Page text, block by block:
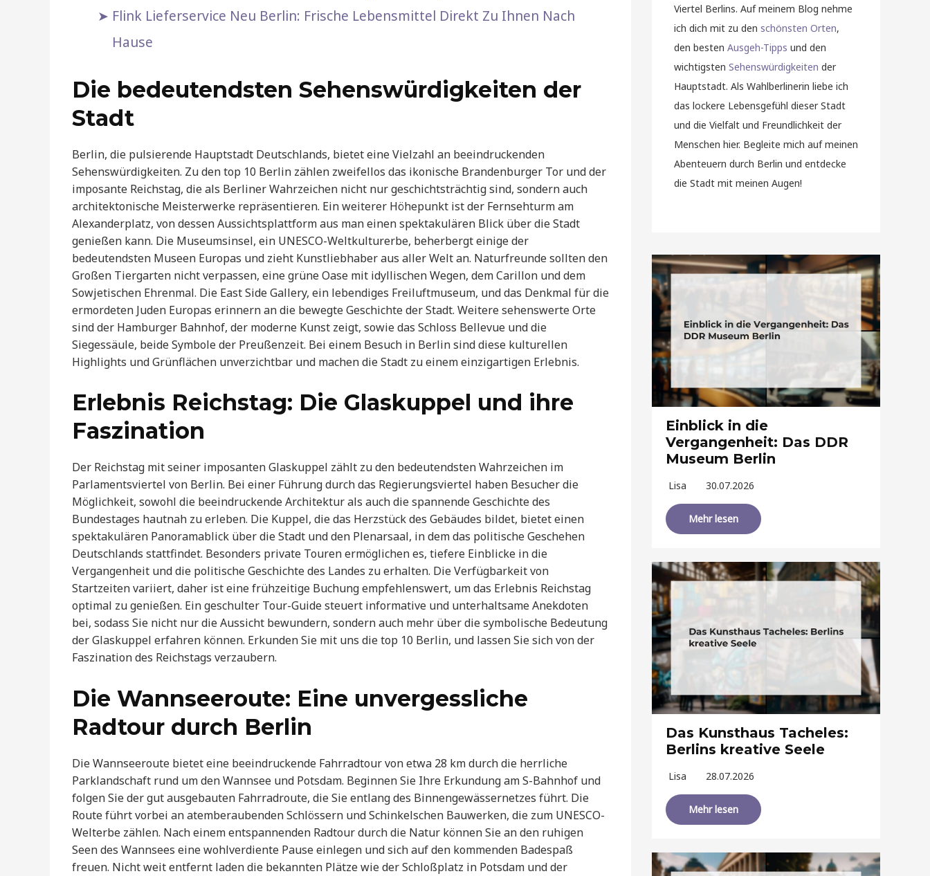
Flink Lieferservice Neu Berlin: Frische Lebensmittel Direkt Zu Ihnen Nach
Hause
Die bedeutendsten Sehenswürdigkeiten der
Stadt
Berlin, die pulsierende Hauptstadt Deutschlands, bietet eine Vielzahl an beeindruckenden
Sehenswürdigkeiten. Zu den top 10 Berlin zählen zweifellos das ikonische Brandenburger Tor und der
imposante Reichstag, die als Berliner Wahrzeichen nicht nur geschichtsträchtig sind, sondern auch
architektonische Meisterwerke repräsentieren. Ein weiterer Höhepunkt ist der Fernsehturm am
Alexanderplatz, von dessen Aussichtsplattform aus man einen spektakulären Blick über die Stadt
genießen kann. Die Museumsinsel, ein UNESCO-Weltkulturerbe, beherbergt einige der
bedeutendsten Museen Europas und zieht Kunstliebhaber aus aller Welt an. Naturfreunde sollten den
Großen Tiergarten nicht verpassen, eine grüne Oase mit idyllischen Wegen, dem Carillon und dem
Sowjetischen Ehrenmal. Die East Side Gallery, ein lebendiges Freiluftmuseum, und das Denkmal für die
ermordeten Juden Europas erinnern an die bewegte Geschichte der Stadt. Weitere sehenswerte Orte
sind der Hamburger Bahnhof, der moderne Kunst zeigt, sowie das Schloss Bellevue und die
Siegessäule, beide Symbole der Preußenzeit. Bei einem Besuch in Berlin sind diese kulturellen
Highlights und Grünflächen unverzichtbar und machen die Stadt zu einem einzigartigen Erlebnis.
Erlebnis Reichstag: Die Glaskuppel und ihre
Faszination
Der Reichstag mit seiner imposanten Glaskuppel zählt zu den bedeutendsten Wahrzeichen im
Parlamentsviertel von Berlin. Bei einer Führung durch das Regierungsviertel haben Besucher die
Möglichkeit, sowohl die beeindruckende Architektur als auch die spannende Geschichte des
Bundestages hautnah zu erleben. Die Kuppel, die das Herzstück des Gebäudes bildet, bietet einen
spektakulären Panoramablick über die Stadt und den Plenarsaal, in dem das politische Geschehen
Deutschlands stattfindet. Besonders private Touren ermöglichen es, tiefere Einblicke in die
Vergangenheit und die politische Geschichte des Landes zu erhalten. Die Verfügbarkeit von
Startzeiten variiert, daher ist eine frühzeitige Buchung empfehlenswert, um das Erlebnis Reichstag
optimal zu genießen. Ein geschulter Tour-Guide steuert informative und unterhaltsame Anekdoten
bei, sodass Sie nicht nur die Aussicht bewundern, sondern auch mehr über die symbolische Bedeutung
der Glaskuppel erfahren können. Erkunden Sie mit uns die top 10 Berlin, und lassen Sie sich von der
Faszination des Reichstags verzaubern.
Die Wannseeroute: Eine unvergessliche
Radtour durch Berlin
Die Wannseeroute bietet eine beeindruckende Fahrradtour von etwa 28 km durch die herrliche
Parklandschaft rund um den Wannsee und Potsdam. Beginnen Sie Ihre Erkundung am S-Bahnhof und
folgen Sie der gut ausgebauten Fahrradroute, die Sie entlang des Binnengewässernetzes führt. Die
Route führt vorbei an atemberaubenden Schlössern und Schinkelschen Bauwerken, die zum UNESCO-
Welterbe zählen. Nach einem entspannenden Radtour durch die Natur können Sie an den ruhigen
Seen des Wannsees eine wohlverdiente Pause einlegen und sich auf den kommenden Badespaß
freuen. Nicht weit entfernt laden die bekannten Plätze wie der Schloßplatz in Potsdam und der
Viertel Berlins. Auf meinem Blog nehme
ich dich mit zu den schönsten Orten,
den besten Ausgeh-Tipps und den
wichtigsten Sehenswürdigkeiten der
Hauptstadt. Als Wahlberlinerin liebe ich
das lockere Lebensgefühl dieser Stadt
und die Vielfalt und Freundlichkeit der
Menschen hier. Begleite mich auf meinen
Abenteuern durch Berlin und entdecke
die Stadt mit meinen Augen!
Einblick in die
Vergangenheit: Das DDR
Museum Berlin
Lisa 30.07.2026
Mehr lesen
Das Kunsthaus Tacheles:
Berlins kreative Seele
Lisa 28.07.2026
Mehr lesen